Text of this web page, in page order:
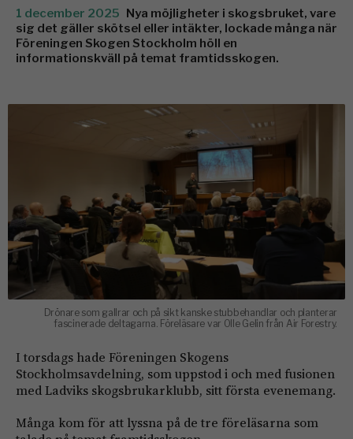
1 december 2025 Nya möjligheter i skogsbruket, vare
sig det gäller skötsel eller intäkter, lockade många när
Föreningen Skogen Stockholm höll en
informationskväll på temat framtidsskogen.
Drönare som gallrar och på sikt kanske stubbehandlar och planterar
fascinerade deltagarna. Föreläsare var Olle Gelin från Air Forestry.
I torsdags hade Föreningen Skogens
Stockholmsavdelning, som uppstod i och med fusionen
med Ladviks skogsbrukarklubb, sitt första evenemang.
Många kom för att lyssna på de tre föreläsarna som